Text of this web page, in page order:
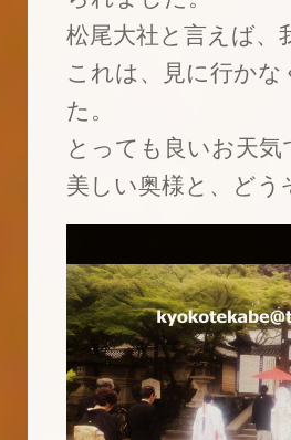
松尾大社と言えば、
これは、見に行か
た。
とっても良いお天
美しい奥様と、どう